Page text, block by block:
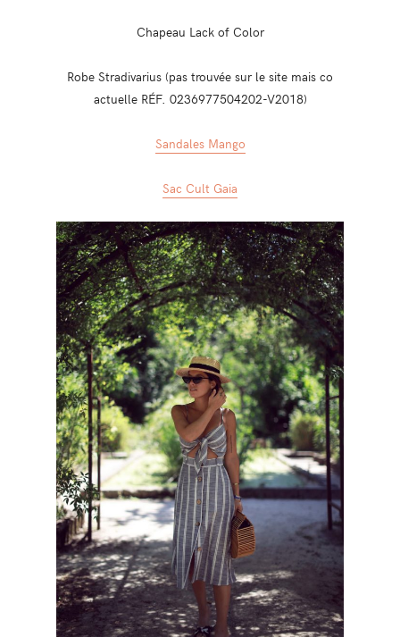
Chapeau Lack of Color
Robe Stradivarius (pas trouvée sur le site mais co
actuelle RÉF. 0236977504202-V2018)
Sandales Mango
Sac Cult Gaia